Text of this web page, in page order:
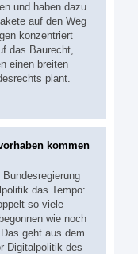
und haben dazu
auf den Weg
konzentriert
das Baurecht,
einen breiten
plant.
kommen
das Tempo:
so viele
wie noch
geht aus dem
Digitalpolitik des